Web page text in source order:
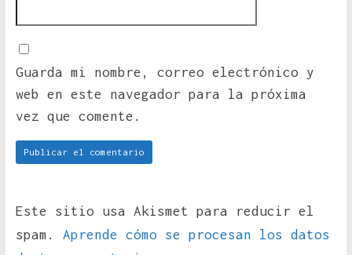
Guarda mi nombre, correo electrónico y
web en este navegador para la próxima
vez que comente.
Este sitio usa Akismet para reducir el
spam. Aprende cómo se procesan los datos